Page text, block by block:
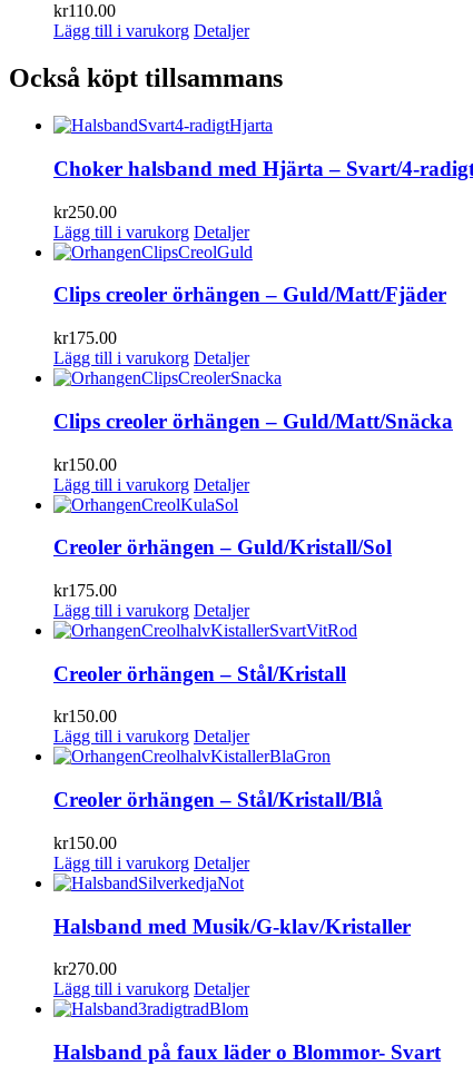
kr110.00
Lägg till i varukorg Detaljer
Också köpt tillsammans
Choker halsband med Hjärta – Svart/4-
kr250.00
Lägg till i varukorg Detaljer
Clips creoler örhängen – Guld/Matt/Fjäder
kr175.00
Lägg till i varukorg Detaljer
Clips creoler örhängen – Guld/Matt/Snäcka
kr150.00
Lägg till i varukorg Detaljer
Creoler örhängen – Guld/Kristall/Sol
kr175.00
Lägg till i varukorg Detaljer
Creoler örhängen – Stål/Kristall
kr150.00
Lägg till i varukorg Detaljer
Creoler örhängen – Stål/Kristall/Blå
kr150.00
Lägg till i varukorg Detaljer
Halsband med Musik/G-klav/Kristaller
kr270.00
Lägg till i varukorg Detaljer
Halsband på faux läder o Blommor- Svart